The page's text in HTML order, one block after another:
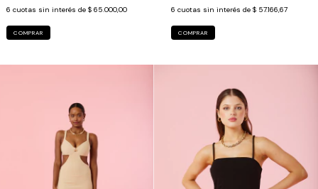
6 cuotas sin interés de $ 65.000,00
COMPRAR
6 cuotas sin interés de $ 57.166,67
COMPRAR